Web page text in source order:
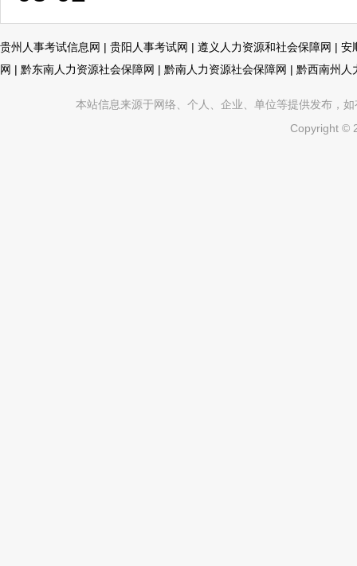
贵州人事考试信息网 | 贵阳人事考试网 | 遵义人力资源和社会保障网 | 安
网 | 黔东南人力资源社会保障网 | 黔南人力资源社会保障网 | 黔西南州人
本站信息来源于网络、个人、企业、单位等提供发布，
Copyright ©